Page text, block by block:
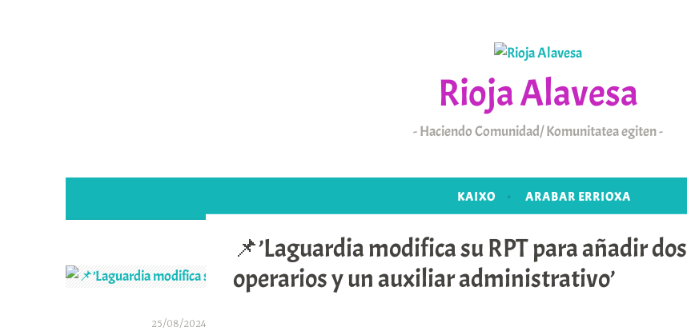
Rioja Alavesa
Haciendo Comunidad/ Komunitatea egiten
KAIXO ARABAR ERRIOXA
📌’Laguardia modifica su RPT para añadir dos
operarios y un auxiliar administrativo’
25/08/2024